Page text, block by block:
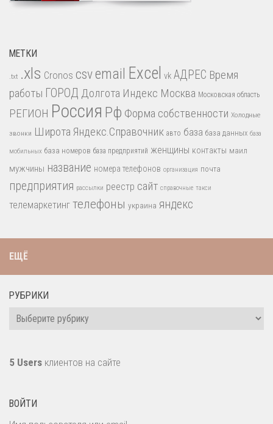
МЕТКИ
.txt .xls Cronos csvemail Excel vk АДРЕС Время
работы ГОРОД Долгота Индекс Москва Московская область
РЕГИОН Россия Рф Форма собственности Холодные
звонки Широта Яндекс.Справочник авто база база данных база
мобильных база номеров база предприятий женщины контакты маил
мужчины название номера телефонов организация почта
предприятия рассылки реестр сайт справочные такси
телемаркетинг телефоны украина яндекс
ЕЩЁ
РУБРИКИ
Рубрики
5 Users клиентов на сайте
ВОЙТИ